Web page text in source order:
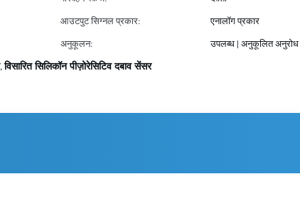
आउटपुट सिग्नल प्रकार:
एनालॉग प्रकार
अनुकूलन:
उपलब्ध | अनुकूलित अनुरोध
,विसारित सिलिकॉन पीज़ोरेसिटिव दबाव सेंसर